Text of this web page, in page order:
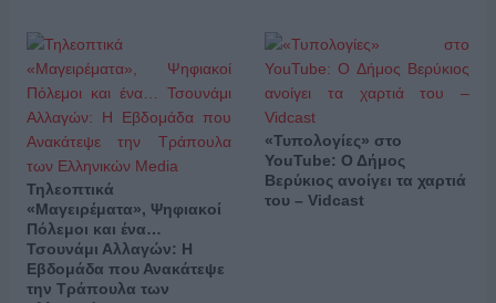
Τηλεοπτικά
«Μαγειρέματα», Ψηφιακοί
Πόλεμοι και ένα…
Τσουνάμι Αλλαγών: Η
Εβδομάδα που Ανακάτεψε
την Τράπουλα των
«Τυπολογίες» στο
YouTube: Ο Δήμος
Βερύκιος ανοίγει τα χαρτιά
του – Vidcast